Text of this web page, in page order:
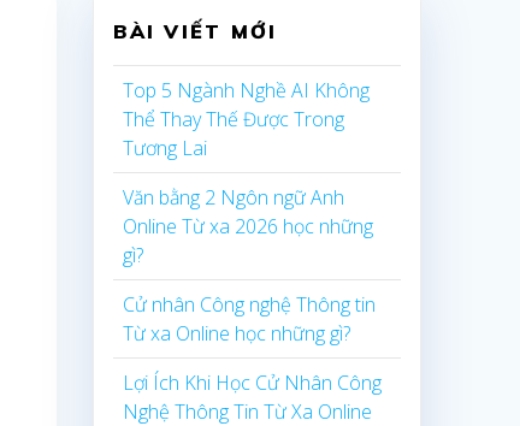
BÀI VIẾT MỚI
Top 5 Ngành Nghề AI Không
Thể Thay Thế Được Trong
Tương Lai
Văn bằng 2 Ngôn ngữ Anh
Online Từ xa 2026 học những
gì?
Cử nhân Công nghệ Thông tin
Từ xa Online học những gì?
Lợi Ích Khi Học Cử Nhân Công
Nghệ Thông Tin Từ Xa Online